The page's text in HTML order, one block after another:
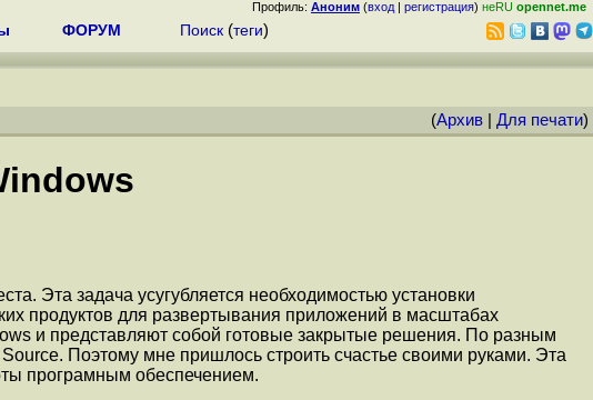
Профиль: Аноним (вход | регистрация) неRU opennet.me
ФОРУМ Поиск (теги)
(Архив Для печати)
Эта задача усугубляется необходимостью установки
продуктов для развертывания приложений в масштабах
и представляют собой готовые закрытые решения. По разным
Поэтому мне пришлось строить счастье своими руками. Эта
програмным обеспечением.